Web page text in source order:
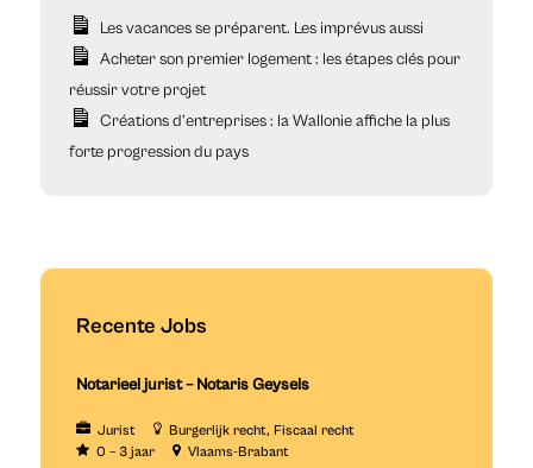
Les vacances se préparent. Les imprévus aussi
Acheter son premier logement : les étapes clés pour
réussir votre projet
Créations d’entreprises : la Wallonie affiche la plus
forte progression du pays
Recente Jobs
Notarieel jurist – Notaris Geysels
Jurist Burgerlijk recht
Fiscaal recht
0 – 3 jaar
Vlaams-Brabant